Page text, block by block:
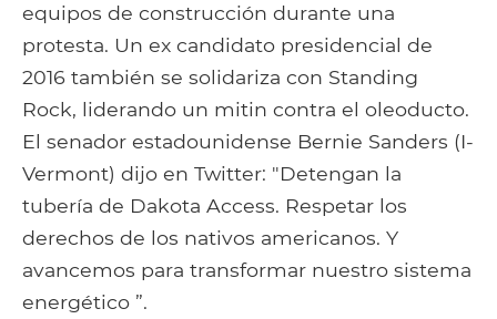
equipos de construcción durante una
protesta. Un ex candidato presidencial de
2016 también se solidariza con Standing
Rock, liderando un mitin contra el oleoducto.
El senador estadounidense Bernie Sanders (I-
Vermont) dijo en Twitter: "Detengan la
tubería de Dakota Access. Respetar los
derechos de los nativos americanos. Y
avancemos para transformar nuestro sistema
energético ”.